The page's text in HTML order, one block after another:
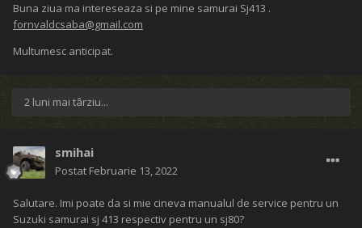
Buna ziua ma intereseaza si pe mine samurai Sj413 .
fornvaldcsaba@gmail.com
Multumesc anticipat.
2 luni mai târziu...
smihai
Postat Februarie 13, 2022
Salutare. Imi poate da si mie cineva manualul de service pentru un
Suzuki samurai sj 413 respectiv pentru un sj80?